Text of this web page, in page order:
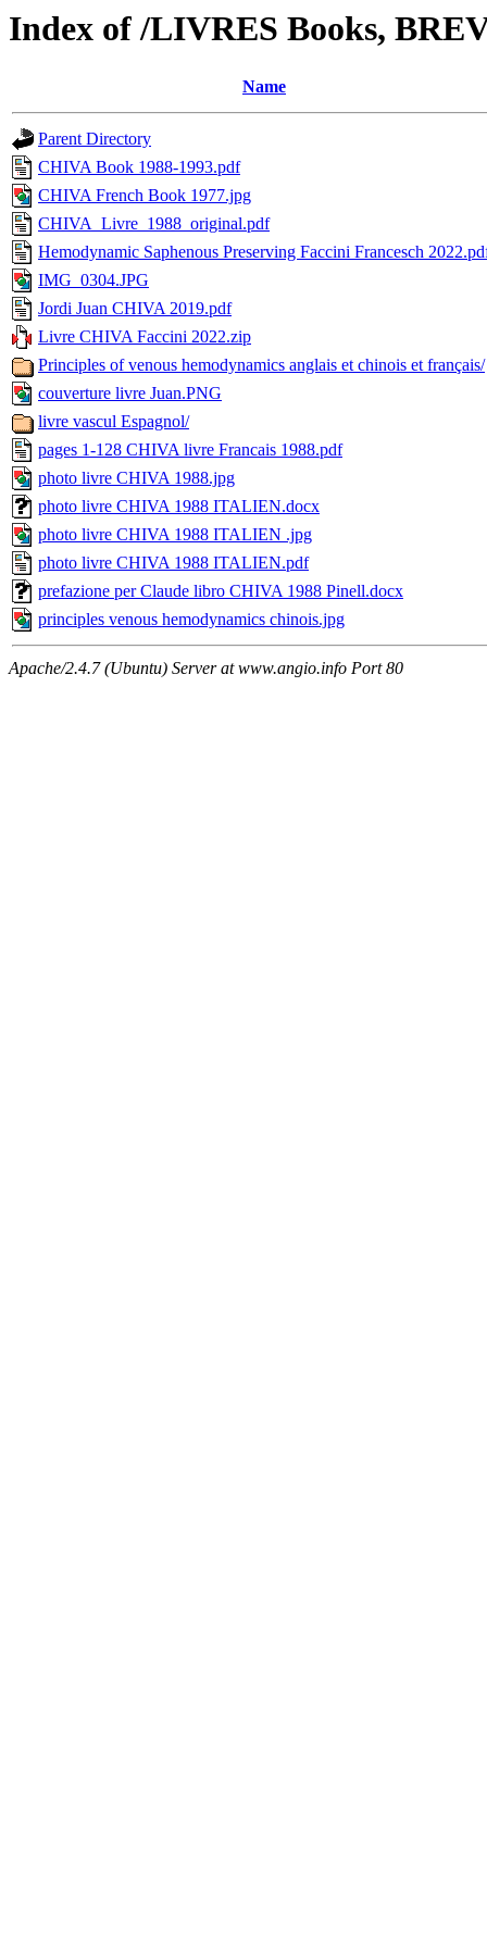
Index of /LIVRES Books,
Name
Parent Directory
CHIVA Book 1988-1993.pdf
CHIVA French Book 1977.jpg
CHIVA_Livre_1988_original.pdf
Hemodynamic Saphenous Preserving Faccini Francesch
IMG_0304.JPG
Jordi Juan CHIVA 2019.pdf
Livre CHIVA Faccini 2022.zip
Principles of venous hemodynamics anglais et chinois et français/
couverture livre Juan.PNG
livre vascul Espagnol/
pages 1-128 CHIVA livre Francais 1988.pdf
photo livre CHIVA 1988.jpg
photo livre CHIVA 1988 ITALIEN.docx
photo livre CHIVA 1988 ITALIEN .jpg
photo livre CHIVA 1988 ITALIEN.pdf
prefazione per Claude libro CHIVA 1988 Pinell.docx
principles venous hemodynamics chinois.jpg
Apache/2.4.7 (Ubuntu) Server at www.angio.info Port 80